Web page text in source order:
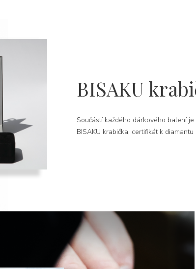
BISAKU
Součástí každého dárkového balení
BISAKU krabička, certifikát k diamantu